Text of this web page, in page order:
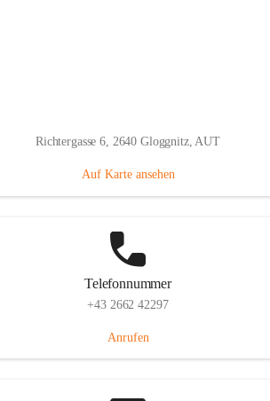
Richtergasse 6, 2640 Gloggnitz, AUT
Auf Karte ansehen
Telefonnummer
+43 2662 42297
Anrufen